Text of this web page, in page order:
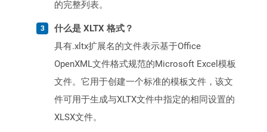
的完整列表。
什么是 XLTX 格式？
具有.xltx扩展名的文件表示基于Office
OpenXML文件格式规范的Microsoft Excel模板
文件。它用于创建一个标准的模板文件，该文
件可用于生成与XLTX文件中指定的相同设置的
XLSX文件。